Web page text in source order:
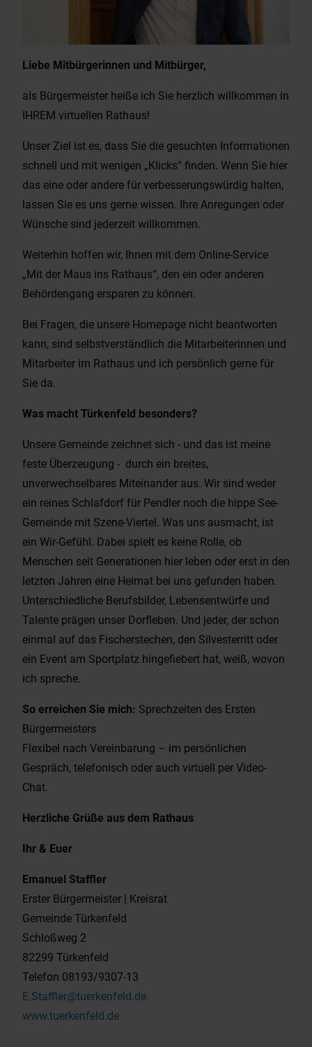
Liebe Mitbürgerinnen und Mitbürger,
als Bürgermeister heiße ich Sie herzlich willkommen in
IHREM virtuellen Rathaus!
Unser Ziel ist es, dass Sie die gesuchten Informationen
schnell und mit wenigen „Klicks“ finden. Wenn Sie hier
das eine oder andere für verbesserungswürdig halten,
lassen Sie es uns gerne wissen. Ihre Anregungen oder
Wünsche sind jederzeit willkommen.
Weiterhin hoffen wir, Ihnen mit dem Online-Service
„Mit der Maus ins Rathaus“, den ein oder anderen
Behördengang ersparen zu können.
Bei Fragen, die unsere Homepage nicht beantworten
kann, sind selbstverständlich die Mitarbeiterinnen und
Mitarbeiter im Rathaus und ich persönlich gerne für
Sie da.
Was macht Türkenfeld besonders?
Unsere Gemeinde zeichnet sich - und das ist meine
feste Überzeugung - durch ein breites,
unverwechselbares Miteinander aus. Wir sind weder
ein reines Schlafdorf für Pendler noch die hippe See-
Gemeinde mit Szene-Viertel. Was uns ausmacht, ist
ein Wir-Gefühl. Dabei spielt es keine Rolle, ob
Menschen seit Generationen hier leben oder erst in den
letzten Jahren eine Heimat bei uns gefunden haben.
Unterschiedliche Berufsbilder, Lebensentwürfe und
Talente prägen unser Dorfleben. Und jeder, der schon
einmal auf das Fischerstechen, den Silvesterritt oder
ein Event am Sportplatz hingefiebert hat, weiß, wovon
ich spreche.
So erreichen Sie mich: Sprechzeiten des Ersten
Bürgermeisters
Flexibel nach Vereinbarung – im persönlichen
Gespräch, telefonisch oder auch virtuell per Video-
Chat.
Herzliche Grüße aus dem Rathaus
Ihr & Euer
Emanuel Staffler
Erster Bürgermeister | Kreisrat
Gemeinde Türkenfeld
Schloßweg 2
82299 Türkenfeld
Telefon 08193/9307-13
E.Staffler@tuerkenfeld.de
www.tuerkenfeld.de